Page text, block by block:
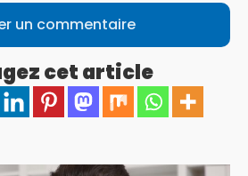
cet article